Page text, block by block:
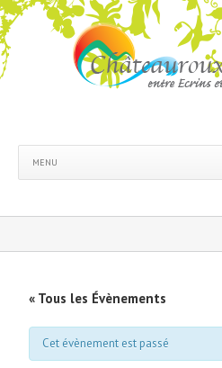
MENU
« Tous les Évènements
Cet évènement est passé